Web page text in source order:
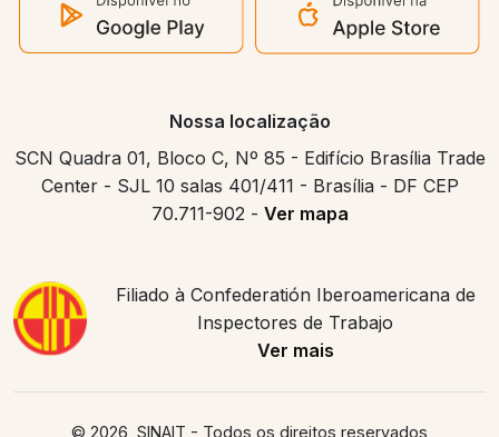
Nossa localização
SCN Quadra 01, Bloco C, Nº 85 - Edifício Brasília Trade
Center - SJL 10 salas 401/411 - Brasília - DF CEP
70.711-902 - Ver mapa
Filiado à Confederatión Iberoamericana de
Inspectores de Trabajo
Ver mais
© 2026, SINAIT - Todos os direitos reservados